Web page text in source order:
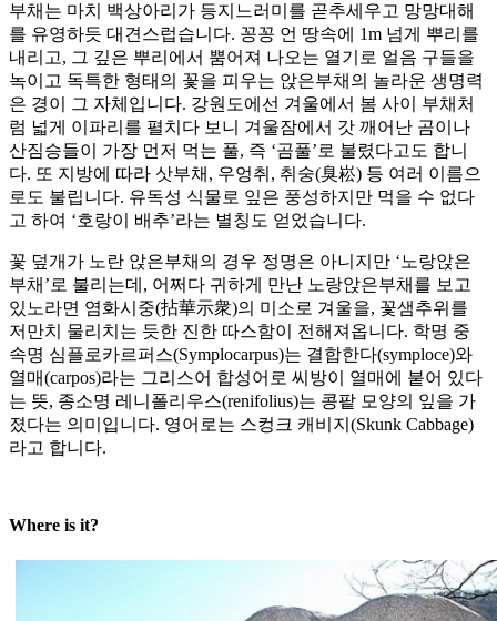
부채는 마치 백상아리가 등지느러미를 곧추세우고 망망대해
를 유영하듯 대견스럽습니다. 꽁꽁 언 땅속에 1m 넘게 뿌리를
내리고, 그 깊은 뿌리에서 뿜어져 나오는 열기로 얼음 구들을
녹이고 독특한 형태의 꽃을 피우는 앉은부채의 놀라운 생명력
은 경이 그 자체입니다. 강원도에선 겨울에서 봄 사이 부채처
럼 넓게 이파리를 펼치다 보니 겨울잠에서 갓 깨어난 곰이나
산짐승들이 가장 먼저 먹는 풀, 즉 ‘곰풀’로 불렸다고도 합니
다. 또 지방에 따라 삿부채, 우엉취, 취숭(臭崧) 등 여러 이름으
로도 불립니다. 유독성 식물로 잎은 풍성하지만 먹을 수 없다
고 하여 ‘호랑이 배추’라는 별칭도 얻었습니다.
꽃 덮개가 노란 앉은부채의 경우 정명은 아니지만 ‘노랑앉은
부채’로 불리는데, 어쩌다 귀하게 만난 노랑앉은부채를 보고
있노라면 염화시중(拈華示衆)의 미소로 겨울을, 꽃샘추위를
저만치 물리치는 듯한 진한 따스함이 전해져옵니다. 학명 중
속명 심플로카르퍼스(Symplocarpus)는 결합한다(symploce)와
열매(carpos)라는 그리스어 합성어로 씨방이 열매에 붙어 있다
는 뜻, 종소명 레니폴리우스(renifolius)는 콩팥 모양의 잎을 가
졌다는 의미입니다. 영어로는 스컹크 캐비지(Skunk Cabbage)
라고 합니다.
Where is it?